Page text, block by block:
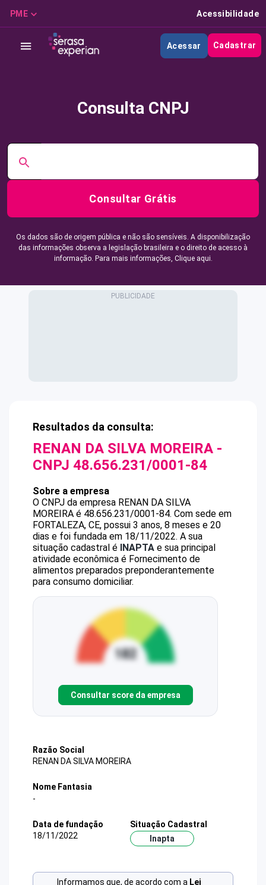
PME Acessibilidade
Acessar Cadastrar
Consulta CNPJ
Consultar Grátis
Os dados são de origem pública e não são sensíveis. A disponibilização
das informações observa a legislação brasileira e o direito de acesso à
informação. Para mais informações, Clique aqui.
Resultados da consulta:
RENAN DA SILVA MOREIRA -
CNPJ 48.656.231/0001-84
Sobre a empresa
O CNPJ da empresa RENAN DA SILVA
MOREIRA é 48.656.231/0001-84. Com sede em
FORTALEZA, CE, possui 3 anos, 8 meses e 20
dias e foi fundada em 18/11/2022. A sua
situação cadastral é INAPTA e sua principal
atividade econômica é Fornecimento de
alimentos preparados preponderantemente
para consumo domiciliar.
Consultar score da empresa
Razão Social
RENAN DA SILVA MOREIRA
Nome Fantasia
-
Data de fundação
18/11/2022
Situação Cadastral
Inapta
Informamos que, de acordo com a Lei